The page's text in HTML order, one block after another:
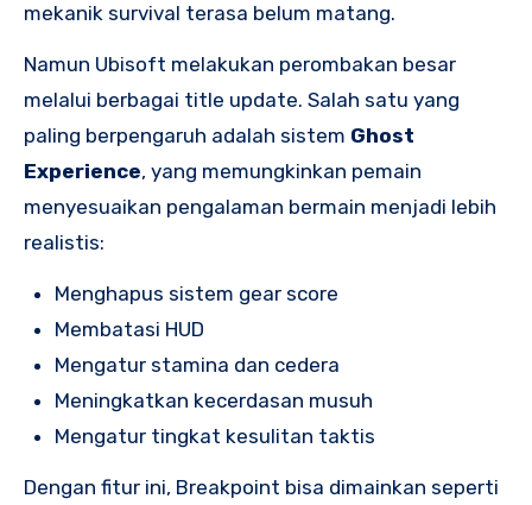
mekanik survival terasa belum matang.
Namun Ubisoft melakukan perombakan besar
melalui berbagai title update. Salah satu yang
paling berpengaruh adalah sistem Ghost
Experience, yang memungkinkan pemain
menyesuaikan pengalaman bermain menjadi lebih
realistis:
Menghapus sistem gear score
Membatasi HUD
Mengatur stamina dan cedera
Meningkatkan kecerdasan musuh
Mengatur tingkat kesulitan taktis
Dengan fitur ini, Breakpoint bisa dimainkan seperti